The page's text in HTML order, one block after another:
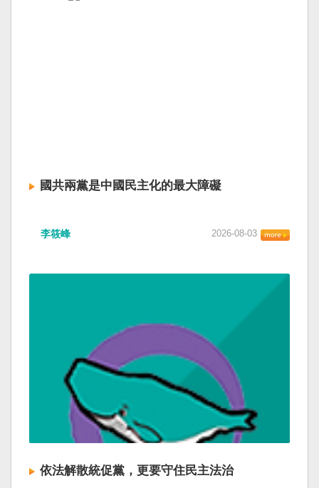
國共兩黨是中國民主化的最大障礙
李筱峰 2026-08-03
依法解散統促黨，更要守住民主法治